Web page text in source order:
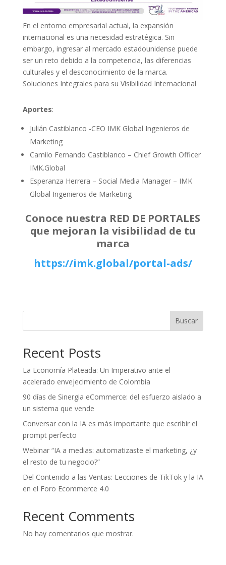
En el entorno empresarial actual, la expansión
internacional es una necesidad estratégica. Sin
embargo, ingresar al mercado estadounidense puede
ser un reto debido a la competencia, las diferencias
culturales y el desconocimiento de la marca.
Soluciones Integrales para su Visibilidad Internacional
Aportes:
Julián Castiblanco -CEO IMK Global Ingenieros de
Marketing
Camilo Fernando Castiblanco – Chief Growth Officer
IMK.Global
Esperanza Herrera – Social Media Manager – IMK
Global Ingenieros de Marketing
Conoce nuestra RED DE PORTALES
que mejoran la visibilidad de tu
marca
https://imk.global/portal-ads/
Buscar
Recent Posts
La Economía Plateada: Un Imperativo ante el
acelerado envejecimiento de Colombia
90 días de Sinergia eCommerce: del esfuerzo aislado a
un sistema que vende
Conversar con la IA es más importante que escribir el
prompt perfecto
Webinar “IA a medias: automatizaste el marketing, ¿y
el resto de tu negocio?”
Del Contenido a las Ventas: Lecciones de TikTok y la IA
en el Foro Ecommerce 4.0
Recent Comments
No hay comentarios que mostrar.